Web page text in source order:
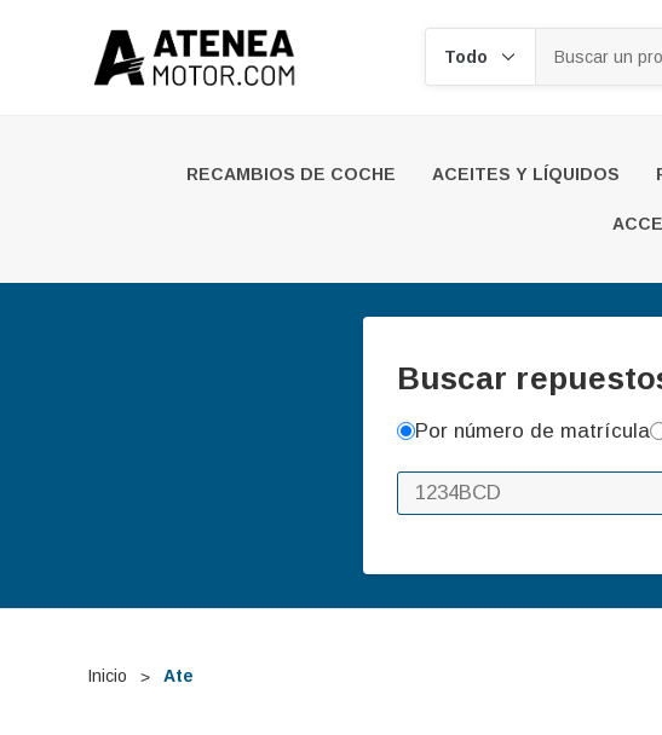
RECAMBIOS DE COCHE ACEITES Y LÍQUIDOS
Buscar
Por número de matrícula
Inicio Ate